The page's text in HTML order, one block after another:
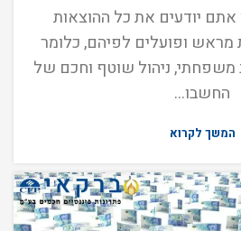
יודעים את כל ההוצאות
מראש ופועלים לפיהם, כלומר
משפחתי, ניהול שוטף וחכם של
החשבו...
המשך לקרוא